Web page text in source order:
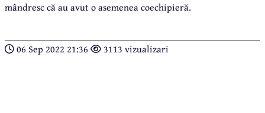
mândresc că au avut o asemenea coechipieră.
06 Sep 2022 21:36 3113 vizualizari